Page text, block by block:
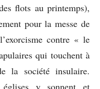
flots au printemps),
pour la messe de
contre « le
qui touchent à
la société insulaire.
y sonnent et